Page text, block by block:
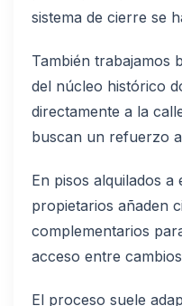
sistema de cierre se
También trabajamos
del núcleo histórico
directamente a la
buscan un refuerzo
En pisos alquilados a
propietarios añaden
complementarios
acceso entre
El proceso suele